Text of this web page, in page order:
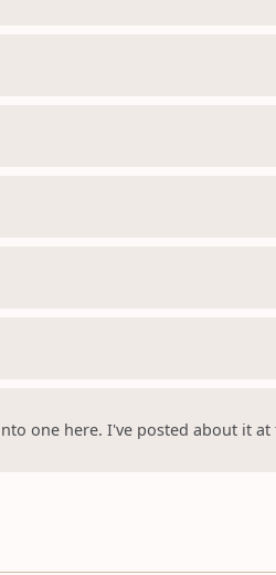
one here. I've posted about it